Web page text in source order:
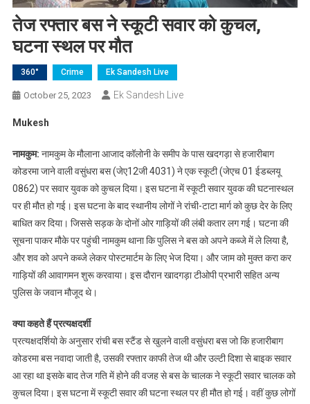
तेज रफ्तार बस ने स्कूटी सवार को कुचल,
घटना स्थल पर मौत
360° Crime Ek Sandesh Live
October 25, 2023 Ek Sandesh Live
Mukesh
नामकुम: नामकुम के मौलाना आजाद कॉलोनी के समीप के पास खदगड़ा से हजारीबाग
कोडरमा जाने वाली वसुंधरा बस (जेए12जी 4031) ने एक स्कूटी (जेएच 01 ईडब्लयू
0862) पर सवार युवक को कुचल दिया। इस घटना में स्कूटी सवार युवक की घटनास्थल
पर ही मौत हो गई। इस घटना के बाद स्थानीय लोगों ने रांची-टाटा मार्ग को कुछ देर के लिए
बाधित कर दिया। जिससे सड़क के दोनों ओर गाड़ियों की लंबी कतार लग गई। घटना की
सूचना पाकर मौके पर पहुंची नामकुम थाना कि पुलिस ने बस को अपने कब्जे में ले लिया है,
और शव को अपने कब्जे लेकर पोस्टमार्टम के लिए भेज दिया। और जाम को मुक्त करा कर
गाड़ियों की आवागमन शुरू करवाया। इस दौरान खादगड़ा टीओपी प्रभारी सहित अन्य
पुलिस के जवान मौजूद थे।
क्या कहते हैं प्रत्यक्षदर्शी
प्रत्यक्षदर्शियो के अनुसार रांची बस स्टैंड से खुलने वाली वसुंधरा बस जो कि हजारीबाग
कोडरमा बस नवादा जाती है, उसकी रफ्तार काफी तेज थी और उल्टी दिशा से बाइक सवार
आ रहा था इसके बाद तेज गति में होने की वजह से बस के चालक ने स्कूटी सवार चालक को
कुचल दिया। इस घटना में स्कूटी सवार की घटना स्थल पर ही मौत हो गई। वहीं कुछ लोगों